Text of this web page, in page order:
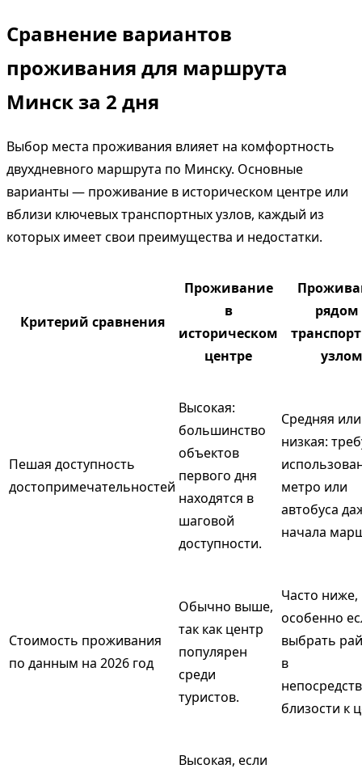
Сравнение вариантов
проживания для маршрута
Минск за 2 дня
Выбор места проживания влияет на комфортность
двухдневного маршрута по Минску. Основные
варианты — проживание в историческом центре или
вблизи ключевых транспортных узлов, каждый из
которых имеет свои преимущества и недостатки.
Критерий сравнения
Проживание
в
историческом
центре
рядом
узлом
Пешая доступность
достопримечательностей
Высокая:
большинство
объектов
первого дня
находятся в
шаговой
доступности.
Средняя или
низкая:
метро или
автобуса
начала
Стоимость проживания
по данным на 2026 год
Обычно выше,
так как центр
популярен
среди
туристов.
Часто ниже,
особенно
выбрать
в
близости к
Высокая, если